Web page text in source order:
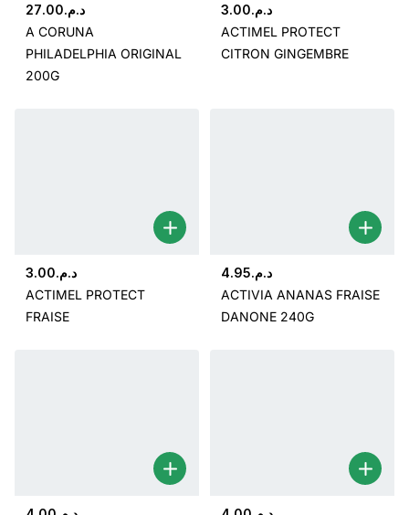
د.م.27.00
A CORUNA
PHILADELPHIA ORIGINAL
200G
د.م.3.00
ACTIMEL PROTECT
CITRON GINGEMBRE
د.م.3.00
ACTIMEL PROTECT
FRAISE
د.م.4.95
ACTIVIA ANANAS FRAISE
DANONE 240G